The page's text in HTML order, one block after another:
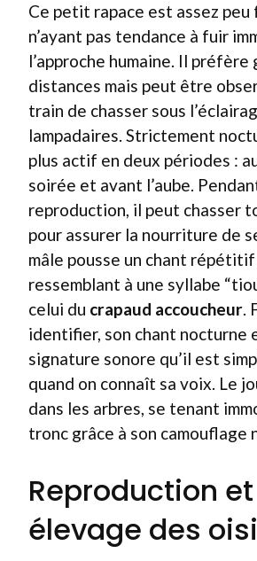
Ce petit rapace est assez peu
n’ayant pas tendance à fuir
l’approche humaine. Il préfère
distances mais peut être
train de chasser sous
lampadaires. Strictement
plus actif en deux périodes :
soirée et avant l’aube.
reproduction, il peut chasser
pour assurer la nourriture de
mâle pousse un chant
ressemblant à une syllabe
celui du crapaud accoucheur.
identifier, son chant nocturne
signature sonore qu’il est
quand on connaît sa voix. Le
dans les arbres, se tenant
tronc grâce à son camouflage
Reproduction et
élevage des